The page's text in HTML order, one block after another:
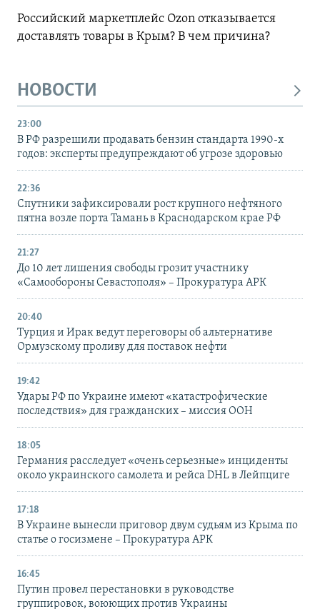
Российский маркетплейс Ozon отказывается
доставлять товары в Крым? В чем причина?
НОВОСТИ
23:00
В РФ разрешили продавать бензин стандарта 1990-х
годов: эксперты предупреждают об угрозе здоровью
22:36
Спутники зафиксировали рост крупного нефтяного
пятна возле порта Тамань в Краснодарском крае РФ
21:27
До 10 лет лишения свободы грозит участнику
«Самообороны Севастополя» – Прокуратура АРК
20:40
Турция и Ирак ведут переговоры об альтернативе
Ормузскому проливу для поставок нефти
19:42
Удары РФ по Украине имеют «катастрофические
последствия» для гражданских – миссия ООН
18:05
Германия расследует «очень серьезные» инциденты
около украинского самолета и рейса DHL в Лейпциге
17:18
В Украине вынесли приговор двум судьям из Крыма по
статье о госизмене – Прокуратура АРК
16:45
Путин провел перестановки в руководстве
группировок, воюющих против Украины